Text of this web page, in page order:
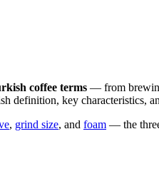
coffee terms — from
definition, key characteristics,
, grind size, and foam — the